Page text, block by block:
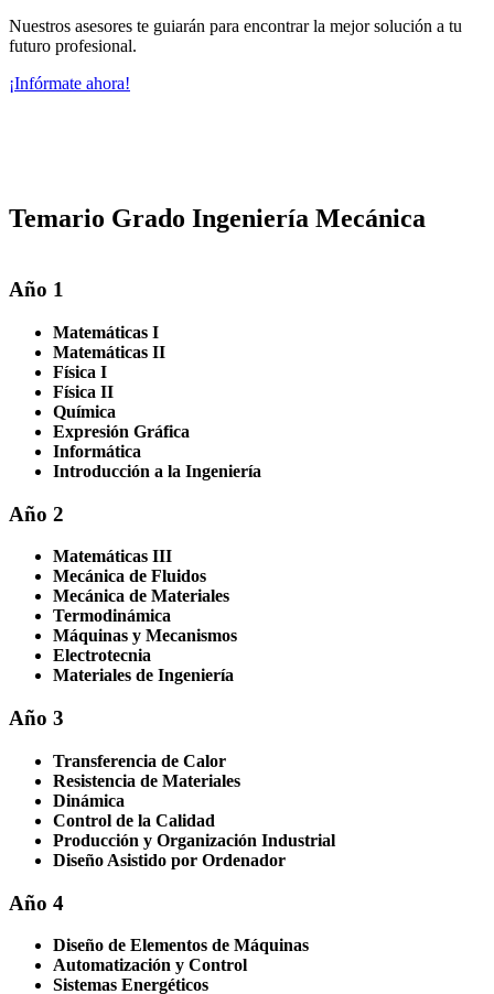
Nuestros asesores te guiarán para encontrar la mejor solución a tu
futuro profesional.
¡Infórmate ahora!
Temario Grado Ingeniería Mecánica
Año 1
Matemáticas I
Matemáticas II
Física I
Física II
Química
Expresión Gráfica
Informática
Introducción a la Ingeniería
Año 2
Matemáticas III
Mecánica de Fluidos
Mecánica de Materiales
Termodinámica
Máquinas y Mecanismos
Electrotecnia
Materiales de Ingeniería
Año 3
Transferencia de Calor
Resistencia de Materiales
Dinámica
Control de la Calidad
Producción y Organización Industrial
Diseño Asistido por Ordenador
Año 4
Diseño de Elementos de Máquinas
Automatización y Control
Sistemas Energéticos